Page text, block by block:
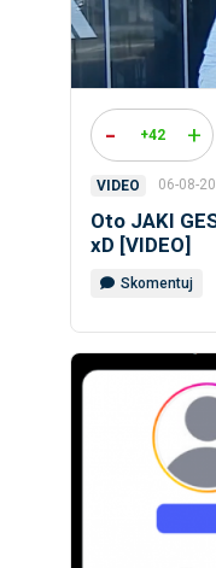
- +42 +
VIDEO 06-08-
Oto JAKI
xD [VIDEO]
Skomentuj